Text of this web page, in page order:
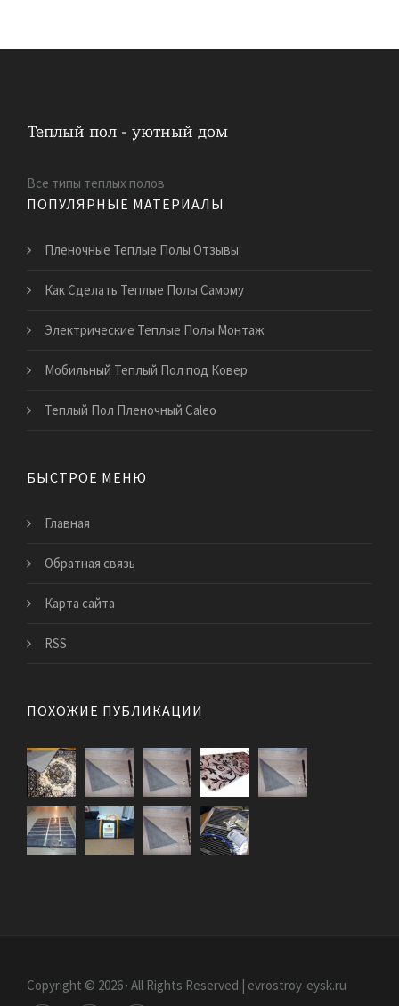
Все типы теплых полов
ПОПУЛЯРНЫЕ МАТЕРИАЛЫ
Пленочные Теплые Полы Отзывы
Как Сделать Теплые Полы Самому
Электрические Теплые Полы Монтаж
Мобильный Теплый Пол под Ковер
Теплый Пол Пленочный Caleo
БЫСТРОЕ МЕНЮ
Главная
Обратная связь
Карта сайта
RSS
ПОХОЖИЕ ПУБЛИКАЦИИ
Copyright © 2026 · All Rights Reserved | evrostroy-eysk.ru